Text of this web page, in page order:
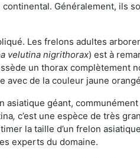
Généralement, ils
Les frelons adultes
velutina nigrithorax) est à
un thorax complètement
de la couleur jaune
géant, communément
, c’est une espèce de très
la taille d’un frelon
experts du domaine.